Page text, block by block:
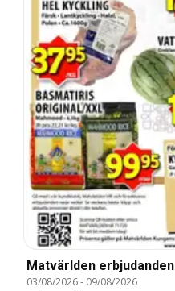
Matvärlden erbjudanden
03/08/2026- 09/08/2026